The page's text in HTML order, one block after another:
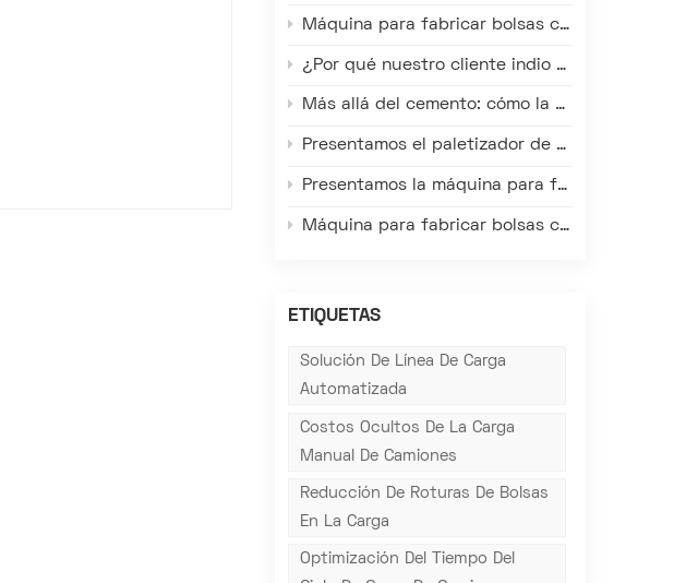
Máquina para fabricar bolsas con válvula multimaterial Gachn: Producción versátil para bolsas de PE, PP y de materiales compuestos de papel y plástico.
¿Por qué nuestro cliente indio redobló su apuesta por las máquinas de bolsas con válvula GACHN?
Más allá del cemento: cómo la tecnología de carga inteligente de Gachn beneficia a las industrias química, minera y de cereales.
Presentamos el paletizador de alto nivel de Gachn: redefiniendo la eficiencia, la precisión y la fiabilidad en la paletización de materiales ensacados en almacenes.
Presentamos la máquina para fabricar sacos de plástico tejido con válvula FK008-III: redefiniendo la eficiencia, la precisión y la calidad en el envasado.
Máquina para fabricar bolsas con válvula Gachn: Adaptada a las condiciones reales de las fábricas en el extranjero, resuelve los principales problemas de la producción local.
ETIQUETAS
Solución De Línea De Carga
Automatizada
Costos Ocultos De La Carga
Manual De Camiones
Reducción De Roturas De Bolsas
En La Carga
Optimización Del Tiempo Del